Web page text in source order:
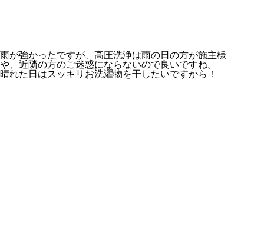
雨が強かったですが、高圧洗浄は雨の日の方が施主様
や、近隣の方のご迷惑にならないので良いですね。
晴れた日はスッキリお洗濯物を干したいですから！